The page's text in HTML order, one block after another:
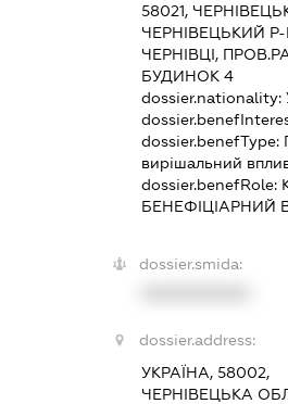
58021,
ЧЕРНІВЕЦЬКИЙ
ЧЕРНІВЦІ,
БУДИНОК 4
dossier.nationality:
dossier.benefType:
вирішальний
dossier.benefRole:
БЕНЕФІЦІАРНИЙ
dossier.smida:
dossier.address:
УКРАЇНА, 58002,
ЧЕРНІВЕЦЬКА